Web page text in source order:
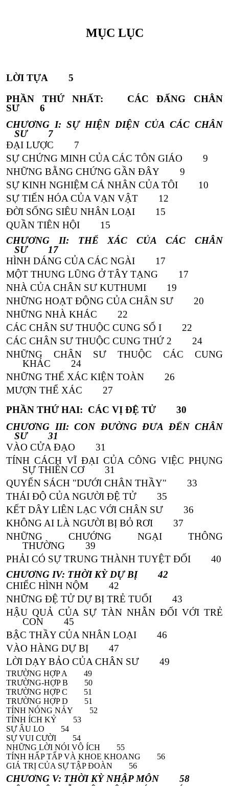
MỤC LỤC
LỜI TỰA 5
PHẦN THỨ NHẤT: CÁC ĐẤNG CHÂN
SƯ 6
CHƯƠNG I: SỰ HIỆN DIỆN CỦA CÁC CHÂN
SƯ 7
ĐẠI LƯỢC 7
SỰ CHỨNG MINH CỦA CÁC TÔN GIÁO 9
NHỮNG BẰNG CHỨNG GẦN ĐÂY 9
SỰ KINH NGHIỆM CÁ NHÂN CỦA TÔI 10
SỰ TIẾN HÓA CỦA VẠN VẬT 12
ĐỜI SỐNG SIÊU NHÂN LOẠI 15
QUẦN TIÊN HỘI 15
CHƯƠNG II: THỂ XÁC CỦA CÁC CHÂN
SƯ 17
HÌNH DÁNG CỦA CÁC NGÀI 17
MỘT THUNG LŨNG Ở TÂY TẠNG 17
NHÀ CỦA CHÂN SƯ KUTHUMI 19
NHỮNG HOẠT ĐỘNG CỦA CHÂN SƯ 20
NHỮNG NHÀ KHÁC 22
CÁC CHÂN SƯ THUỘC CUNG SỐ I 22
CÁC CHÂN SƯ THUỘC CUNG THỨ 2 24
NHỮNG CHÂN SƯ THUỘC CÁC CUNG
KHÁC 24
NHỮNG THỂ XÁC KIỆN TOÀN 26
MƯỢN THỂ XÁC 27
PHẦN THỨ HAI: CÁC VỊ ĐỆ TỬ 30
CHƯƠNG III: CON ĐƯỜNG ĐƯA ĐẾN CHÂN
SƯ 31
VÀO CỬA ĐẠO 31
TÍNH CÁCH VĨ ĐẠI CỦA CÔNG VIỆC PHỤNG
SỰ THIÊN CƠ 31
QUYỂN SÁCH "DƯỚI CHÂN THẦY" 33
THÁI ĐỘ CỦA NGƯỜI ĐỆ TỬ 35
KẾT DÂY LIÊN LẠC VỚI CHÂN SƯ 36
KHÔNG AI LÀ NGƯỜI BỊ BỎ RƠI 37
NHỮNG CHƯỚNG NGẠI THÔNG
THƯỜNG 39
PHẢI CÓ SỰ TRUNG THÀNH TUYỆT ĐỐI 40
CHƯƠNG IV: THỜI KỲ DỰ BỊ 42
CHIẾC HÌNH NỘM 42
NHỮNG ĐỆ TỬ DỰ BỊ TRẺ TUỔI 43
HẬU QUẢ CỦA SỰ TÀN NHẪN ĐỐI VỚI TRẺ
CON 45
BẬC THẦY CỦA NHÂN LOẠI 46
VÀO HÀNG DỰ BỊ 47
LỜI DẠY BẢO CỦA CHÂN SƯ 49
TRƯỜNG HỢP A 49
TRƯỜNG-HỢP B 50
TRƯỜNG HỢP C 51
TRƯỜNG HỢP D 51
TÍNH NÓNG NẢY 52
TÍNH ÍCH KỶ 53
SỰ ÂU LO 54
SỰ VUI CƯỜI 54
NHỮNG LỜI NÓI VÔ ÍCH 55
TÍNH HẤP TẤP VÀ KHOE KHOANG 56
GIÁ TRỊ CỦA SỰ TẬP ĐOÀN 56
CHƯƠNG V: THỜI KỲ NHẬP MÔN 58